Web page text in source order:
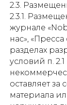
2.3.
2.3.1.
журнале
нас»,
разделах
условий п.
оставляет
материала